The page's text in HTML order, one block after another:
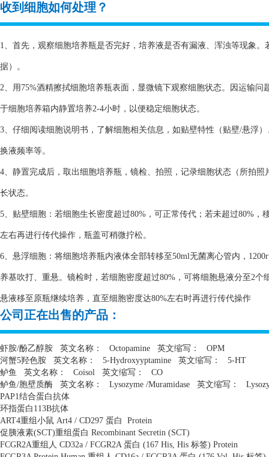
收到细胞如何处理？
1、首先，观察细胞培养瓶是否完好，培养液是否有漏液、浑浊等现象
据）。
2、用75%酒精擦拭细胞培养瓶表面，显微镜下观察细胞状态。因运输
于细胞培养箱内静置培养2-4小时，以便稳定细胞状态。
3、仔细阅读细胞说明书，了解细胞相关信息，如贴壁特性（贴壁/悬浮
换液频率等。
4、静置完成后，取出细胞培养瓶，镜检、拍照，记录细胞状态（所拍
长状态。
5、贴壁细胞：若细胞生长密度超过80%，可正常传代；若未超过80%
左右再进行传代操作，瓶盖可稍微拧松。
6、悬浮细胞：将细胞培养瓶内液体全部转移至50ml无菌离心管内，
养基吹打、重悬。镜检时，若细胞密度超过80%，可将细胞悬液分至2
悬液移至原瓶继续培养，直至细胞密度达80%左右时再进行传代操作
公司正在出售的产品：
虾胺/酚乙醇胺 英文名称： Octopamine 英文缩写：
OPM
河蟹5羟色胺 英文名称： 5-Hydroxyyptamine 英文缩写：
5-HT
鲈鱼
英文名称： Coisol 英文缩写：
CO
鲈鱼/胞壁质酶 英文名称： Lysozyme /Muramidase 英文缩写：
PAP1结合蛋白抗体
环指蛋白 113B抗体
ART4重组小鼠 Art4 / CD297 蛋白
Protein
促胰液素(SCT)重组蛋白 Recombinant Secretin (SCT)
FCGR2A重组人 CD32a / FCGR2A 蛋白 (167 His, His 标签) Protein